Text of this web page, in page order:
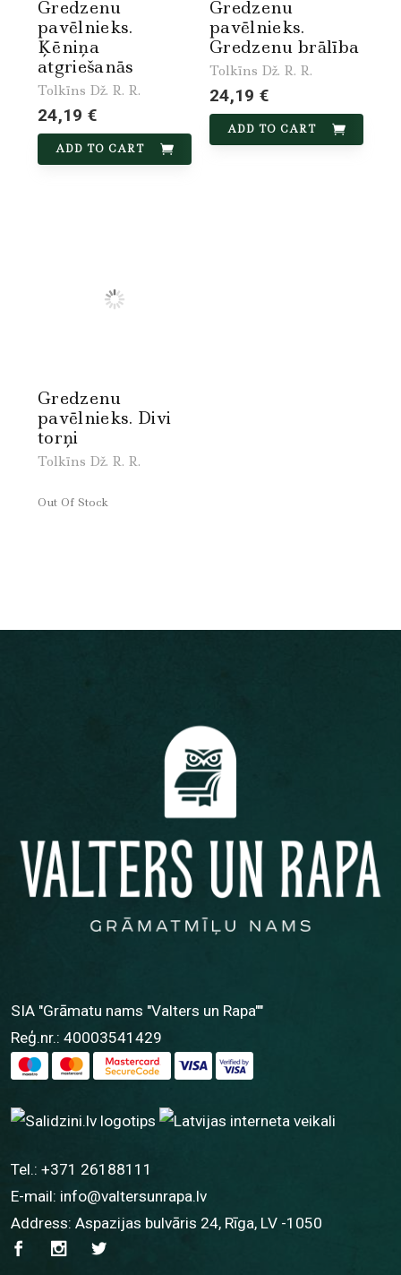
Gredzenu
pavēlnieks.
Ķēniņa
atgriešanās
Tolkīns Dž. R. R.
24,19 €
ADD TO CART
Gredzenu
pavēlnieks.
Gredzenu brālība
Tolkīns Dž. R. R.
24,19 €
ADD TO CART
Gredzenu
pavēlnieks. Divi
torņi
Tolkīns Dž. R. R.
Out Of Stock
SIA "Grāmatu nams "Valters un Rapa""
Reģ.nr.: 40003541429
Tel.: +371 26188111
E-mail: info@valtersunrapa.lv
Address: Aspazijas bulvāris 24, Rīga, LV -1050